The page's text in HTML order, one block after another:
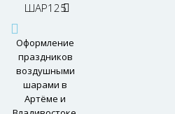
ШАР125
Оформление
праздников
воздушными
шарами в
Артёме и